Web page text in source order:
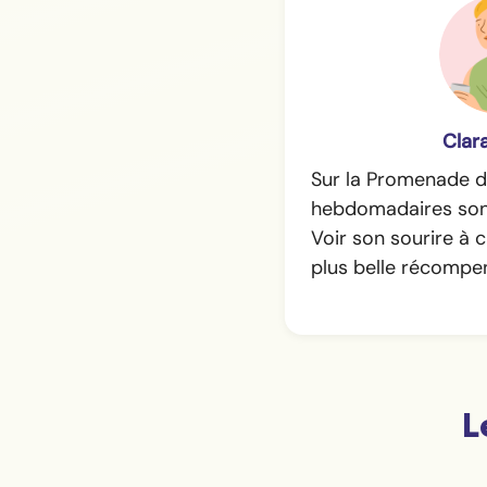
Sur la Promenade
hebdomadaires
Voir son sourire à
plus belle